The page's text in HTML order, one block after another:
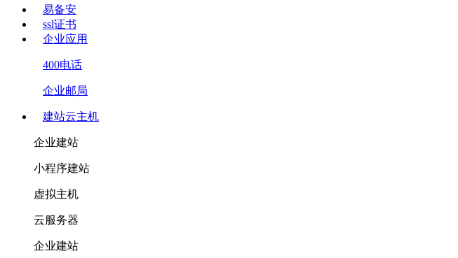
易备安
ssl证书
企业应用
400电话
企业邮局
建站云主机
企业建站
小程序建站
虚拟主机
云服务器
企业建站